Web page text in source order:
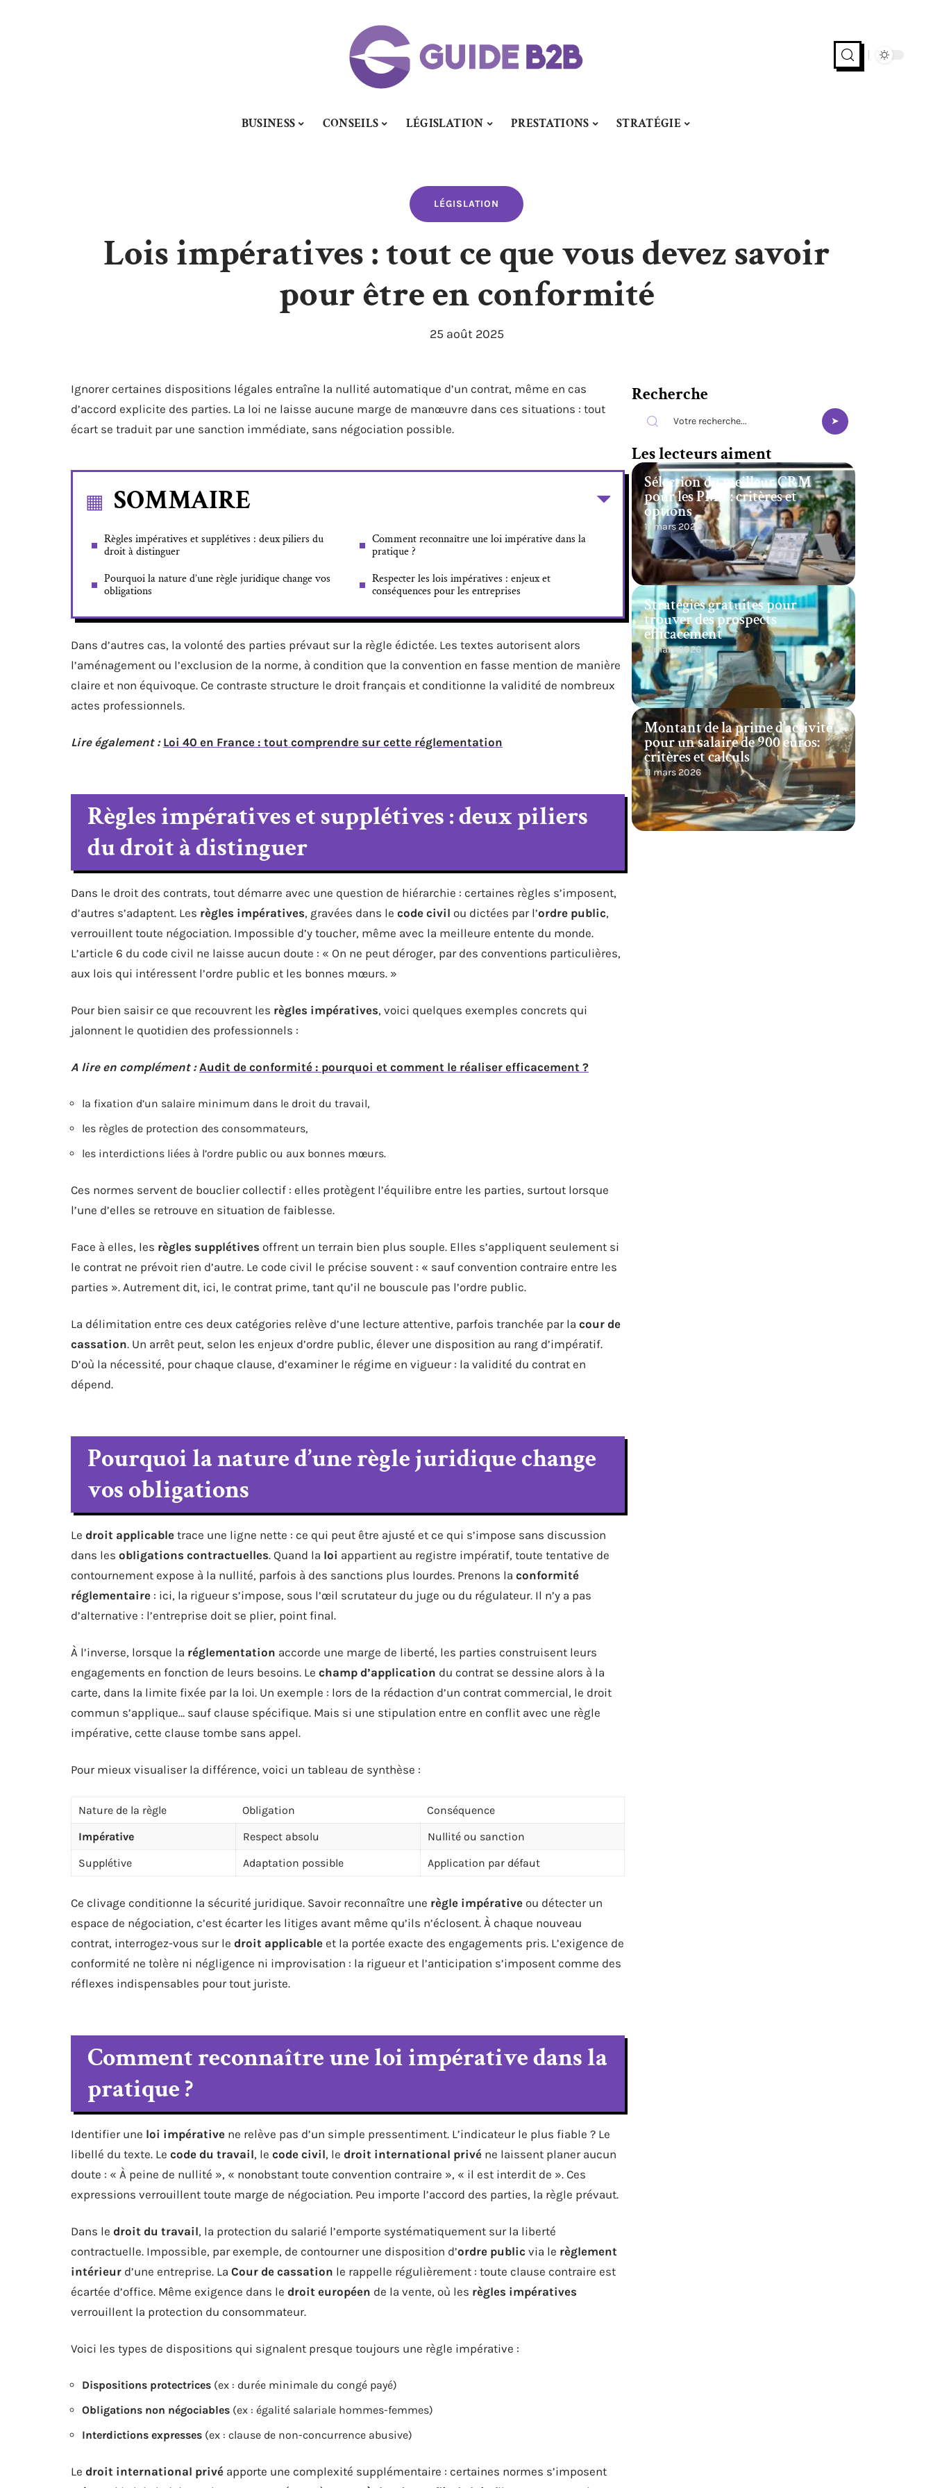
BUSINESS CONSEILS LÉGISLATION PRESTATIONS STRATÉGIE
LÉGISLATION
Lois impératives : tout ce que vous devez savoir
pour être en conformité
25 août 2025
Ignorer certaines dispositions légales entraîne la nullité automatique d’un contrat, même en cas
d’accord explicite des parties. La loi ne laisse aucune marge de manœuvre dans ces situations : tout
écart se traduit par une sanction immédiate, sans négociation possible.
SOMMAIRE
Règles impératives et supplétives : deux piliers du
droit à distinguer
Pourquoi la nature d’une règle juridique change vos
obligations
Comment reconnaître une loi impérative dans la
pratique ?
Respecter les lois impératives : enjeux et
conséquences pour les entreprises
Dans d’autres cas, la volonté des parties prévaut sur la règle édictée. Les textes autorisent alors
l’aménagement ou l’exclusion de la norme, à condition que la convention en fasse mention de manière
claire et non équivoque. Ce contraste structure le droit français et conditionne la validité de nombreux
actes professionnels.
Lire également : Loi 40 en France : tout comprendre sur cette réglementation
Règles impératives et supplétives : deux piliers
du droit à distinguer
Dans le droit des contrats, tout démarre avec une question de hiérarchie : certaines règles s’imposent,
d’autres s’adaptent. Les règles impératives, gravées dans le code civil ou dictées par l’ordre public,
verrouillent toute négociation. Impossible d’y toucher, même avec la meilleure entente du monde.
L’article 6 du code civil ne laisse aucun doute : « On ne peut déroger, par des conventions particulières,
aux lois qui intéressent l’ordre public et les bonnes mœurs. »
Pour bien saisir ce que recouvrent les règles impératives, voici quelques exemples concrets qui
jalonnent le quotidien des professionnels :
A lire en complément : Audit de conformité : pourquoi et comment le réaliser efficacement ?
la fixation d’un salaire minimum dans le droit du travail,
les règles de protection des consommateurs,
les interdictions liées à l’ordre public ou aux bonnes mœurs.
Ces normes servent de bouclier collectif : elles protègent l’équilibre entre les parties, surtout lorsque
l’une d’elles se retrouve en situation de faiblesse.
Face à elles, les règles supplétives offrent un terrain bien plus souple. Elles s’appliquent seulement si
le contrat ne prévoit rien d’autre. Le code civil le précise souvent : « sauf convention contraire entre les
parties ». Autrement dit, ici, le contrat prime, tant qu’il ne bouscule pas l’ordre public.
La délimitation entre ces deux catégories relève d’une lecture attentive, parfois tranchée par la cour de
cassation. Un arrêt peut, selon les enjeux d’ordre public, élever une disposition au rang d’impératif.
D’où la nécessité, pour chaque clause, d’examiner le régime en vigueur : la validité du contrat en
dépend.
Pourquoi la nature d’une règle juridique change
vos obligations
Le droit applicable trace une ligne nette : ce qui peut être ajusté et ce qui s’impose sans discussion
dans les obligations contractuelles. Quand la loi appartient au registre impératif, toute tentative de
contournement expose à la nullité, parfois à des sanctions plus lourdes. Prenons la conformité
réglementaire : ici, la rigueur s’impose, sous l’œil scrutateur du juge ou du régulateur. Il n’y a pas
d’alternative : l’entreprise doit se plier, point final.
À l’inverse, lorsque la réglementation accorde une marge de liberté, les parties construisent leurs
engagements en fonction de leurs besoins. Le champ d’application du contrat se dessine alors à la
carte, dans la limite fixée par la loi. Un exemple : lors de la rédaction d’un contrat commercial, le droit
commun s’applique… sauf clause spécifique. Mais si une stipulation entre en conflit avec une règle
impérative, cette clause tombe sans appel.
Pour mieux visualiser la différence, voici un tableau de synthèse :
Nature de la règle Obligation
Conséquence
Impérative
Respect absolu
Nullité ou sanction
Supplétive
Adaptation possible Application par défaut
Ce clivage conditionne la sécurité juridique. Savoir reconnaître une règle impérative ou détecter un
espace de négociation, c’est écarter les litiges avant même qu’ils n’éclosent. À chaque nouveau
contrat, interrogez-vous sur le droit applicable et la portée exacte des engagements pris. L’exigence de
conformité ne tolère ni négligence ni improvisation : la rigueur et l’anticipation s’imposent comme des
réflexes indispensables pour tout juriste.
Comment reconnaître une loi impérative dans la
pratique ?
Identifier une loi impérative ne relève pas d’un simple pressentiment. L’indicateur le plus fiable ? Le
libellé du texte. Le code du travail, le code civil, le droit international privé ne laissent planer aucun
doute : « À peine de nullité », « nonobstant toute convention contraire », « il est interdit de ». Ces
expressions verrouillent toute marge de négociation. Peu importe l’accord des parties, la règle prévaut.
Dans le droit du travail, la protection du salarié l’emporte systématiquement sur la liberté
contractuelle. Impossible, par exemple, de contourner une disposition d’ordre public via le règlement
intérieur d’une entreprise. La Cour de cassation le rappelle régulièrement : toute clause contraire est
écartée d’office. Même exigence dans le droit européen de la vente, où les règles impératives
verrouillent la protection du consommateur.
Voici les types de dispositions qui signalent presque toujours une règle impérative :
Dispositions protectrices (ex : durée minimale du congé payé)
Obligations non négociables (ex : égalité salariale hommes-femmes)
Interdictions expresses (ex : clause de non-concurrence abusive)
Le droit international privé apporte une complexité supplémentaire : certaines normes s’imposent
Recherche
Les lecteurs aiment
Sélection du meilleur CRM
pour les PME : critères et
options
11 mars 2026
Stratégies gratuites pour
trouver des prospects
efficacement
11 mars 2026
Montant de la prime d’activité
pour un salaire de 900 euros:
critères et calculs
11 mars 2026